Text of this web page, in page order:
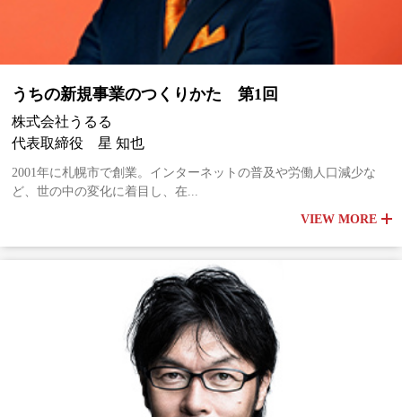
うちの新規事業のつくりかた 第1回
株式会社うるる
代表取締役 星 知也
2001年に札幌市で創業。インターネットの普及や労働人口減少な
ど、世の中の変化に着目し、在...
VIEW MORE